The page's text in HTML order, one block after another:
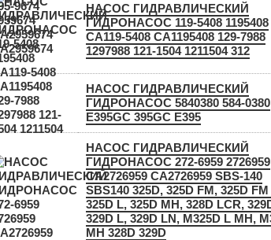
НАСОС ГИДРАВЛИЧЕСКИЙ
ГИДРОНАСОС 119-5408 1195408
CA119-5408 CA1195408 129-7988
1297988 121-1504 1211504 312
НАСОС ГИДРАВЛИЧЕСКИЙ
ГИДРОНАСОС 5840380 584-0380
E395GC 395GC E395
НАСОС ГИДРАВЛИЧЕСКИЙ
ГИДРОНАСОС 272-6959 2726959
CA2726959 СА2726959 SBS-140
SBS140 325D, 325D FM, 325D
325D L, 325D MH, 328D LCR,
329D L, 329D LN, M325D L MH,
MH 328D 329D